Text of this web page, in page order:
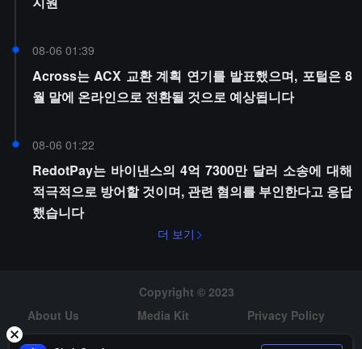
08-06 01:39
Across는 ACX 교환 계획 연기를 발표했으며, 포털은 8
월 말에 온라인으로 전환될 것으로 예상됩니다
08-06 01:22
RedotPay는 바이낸스의 4억 7300만 달러 소송에 대해
적극적으로 방어할 것이며, 관련 혐의를 부인한다고 응답
했습니다
더 보기
Copyright © 2023
About Us
Media Kit
Privacy Policy
Risk Warning
Hiring